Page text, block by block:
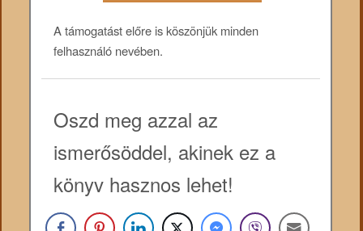
A támogatást előre is köszönjük minden
felhasználó nevében.
Oszd meg azzal az
ismerősöddel, akinek ez a
könyv hasznos lehet!